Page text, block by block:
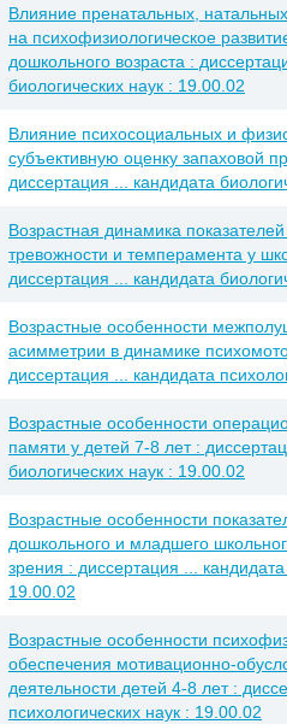
Влияние пренатальных,
на психофизиологическое
дошкольного возраста :
биологических наук : 19.00.02
Влияние психосоциальных и
субъективную оценку запаховой
диссертация ... кандидата
Возрастная динамика
тревожности и темперамента у
диссертация ... кандидата
Возрастные особенности
асимметрии в динамике
диссертация ... кандидата
Возрастные особенности
памяти у детей 7-8 лет :
биологических наук : 19.00.02
Возрастные особенности
дошкольного и младшего
зрения : диссертация ...
19.00.02
Возрастные особенности
обеспечения мотивационно-
деятельности детей 4-8 лет :
психологических наук : 19.00.02